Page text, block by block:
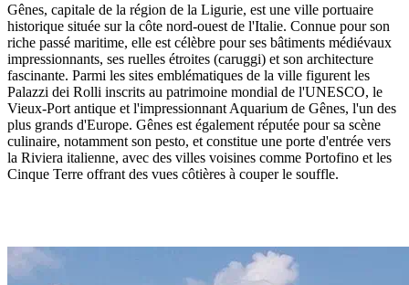
Gênes, capitale de la région de la Ligurie, est une ville portuaire
historique située sur la côte nord-ouest de l'Italie. Connue pour son
riche passé maritime, elle est célèbre pour ses bâtiments médiévaux
impressionnants, ses ruelles étroites (caruggi) et son architecture
fascinante. Parmi les sites emblématiques de la ville figurent les
Palazzi dei Rolli inscrits au patrimoine mondial de l'UNESCO, le
Vieux-Port antique et l'impressionnant Aquarium de Gênes, l'un des
plus grands d'Europe. Gênes est également réputée pour sa scène
culinaire, notamment son pesto, et constitue une porte d'entrée vers
la Riviera italienne, avec des villes voisines comme Portofino et les
Cinque Terre offrant des vues côtières à couper le souffle.